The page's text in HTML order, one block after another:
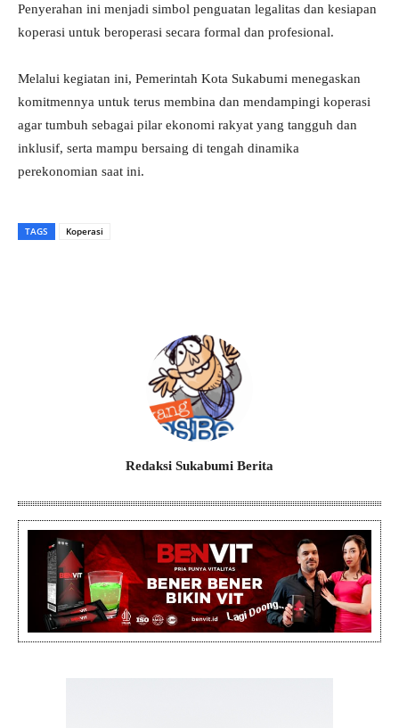
Penyerahan ini menjadi simbol penguatan legalitas dan kesiapan
koperasi untuk beroperasi secara formal dan profesional.
Melalui kegiatan ini, Pemerintah Kota Sukabumi menegaskan
komitmennya untuk terus membina dan mendampingi koperasi
agar tumbuh sebagai pilar ekonomi rakyat yang tangguh dan
inklusif, serta mampu bersaing di tengah dinamika
perekonomian saat ini.
TAGS Koperasi
Redaksi Sukabumi Berita